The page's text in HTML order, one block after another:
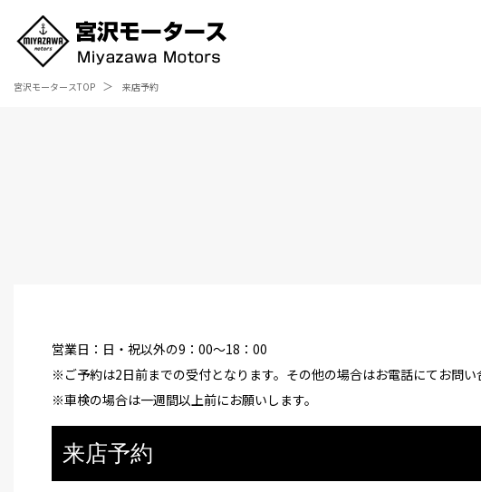
宮沢モータースTOP 来店予約
営業日：日・祝以外の9：00～18：00
※ご予約は2日前までの受付となります。その他の場合はお電話にてお問い
※車検の場合は一週間以上前にお願いします。
来店予約